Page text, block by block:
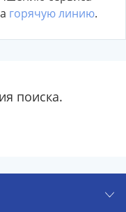
горячую линию.
поиска.